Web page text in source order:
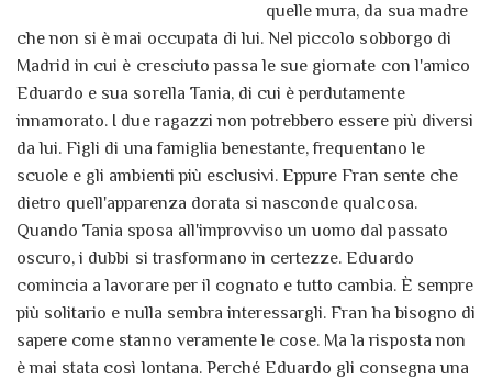
quelle mura, da sua madre
che non si è mai occupata di lui. Nel piccolo sobborgo di
Madrid in cui è cresciuto passa le sue giornate con l'amico
Eduardo e sua sorella Tania, di cui è perdutamente
innamorato. I due ragazzi non potrebbero essere più diversi
da lui. Figli di una famiglia benestante, frequentano le
scuole e gli ambienti più esclusivi. Eppure Fran sente che
dietro quell'apparenza dorata si nasconde qualcosa.
Quando Tania sposa all'improvviso un uomo dal passato
oscuro, i dubbi si trasformano in certezze. Eduardo
comincia a lavorare per il cognato e tutto cambia. È sempre
più solitario e nulla sembra interessargli. Fran ha bisogno di
sapere come stanno veramente le cose. Ma la risposta non
è mai stata così lontana. Perché Eduardo gli consegna una